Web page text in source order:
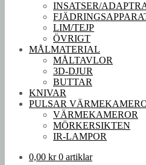
INSATSER/
LIM/TEJP
ÖVRIGT
MÅLMATERIAL
MÅLTAVLOR
3D-DJUR
BUTTAR
KNIVAR
PULSAR
VÄRMEKAMEROR
MÖRKERSIKTEN
IR-LAMPOR
0,00 kr 0 artiklar